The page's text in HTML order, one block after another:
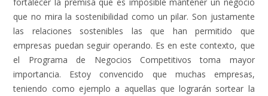
que no mira la sostenibilidad como un pilar. Son justamente
las relaciones sostenibles las que han permitido que
empresas puedan seguir operando. Es en este contexto, que
el Programa de Negocios Competitivos toma mayor
importancia. Estoy convencido que muchas empresas,
teniendo como ejemplo a aquellas que lograrán sortear la